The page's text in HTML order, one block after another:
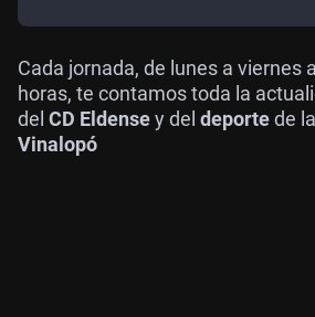
Cada jornada, de lunes a viernes
horas, te contamos toda la
del CD Eldensey del deportede
Vinalopó